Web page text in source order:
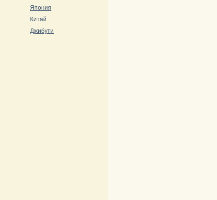
Япония
Китай
Джибути